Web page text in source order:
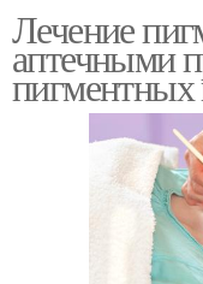
Лечение
аптечными
пигментных